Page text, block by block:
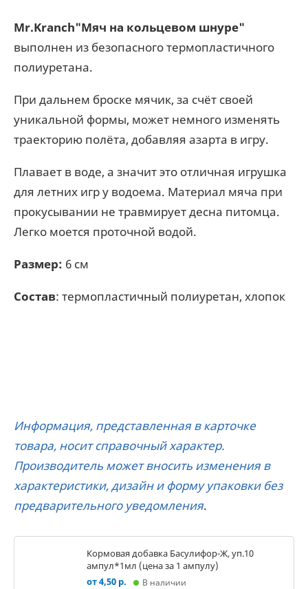
Mr.Kranch"Мяч на кольцевом шнуре"
выполнен из безопасного термопластичного
полиуретана.
При дальнем броске мячик, за счёт своей
уникальной формы, может немного изменять
траекторию полёта, добавляя азарта в игру.
Плавает в воде, а значит это отличная игрушка
для летних игр у водоема. Материал мяча при
прокусывании не травмирует десна питомца.
Легко моется проточной водой.
Размер: 6 см
Состав: термопластичный полиуретан, хлопок
Информация, представленная в карточке
товара, носит справочный характер.
Производитель может вносить изменения в
характеристики, дизайн и форму упаковки без
предварительного уведомления.
Кормовая добавка Басулифор-Ж, уп.10
ампул*1мл (цена за 1 ампулу)
от 4,50 р.
В наличии